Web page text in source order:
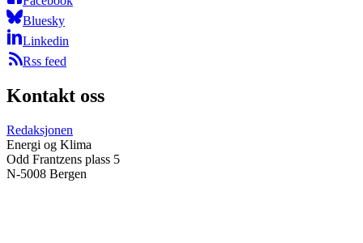
Bluesky
Linkedin
Rss feed
Kontakt oss
Redaksjonen
Energi og Klima
Odd Frantzens plass 5
N-5008 Bergen